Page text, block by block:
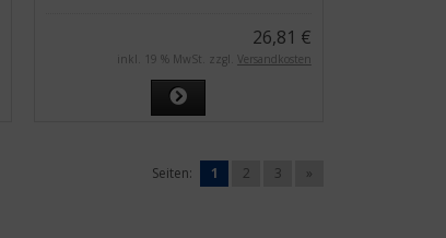
26,81 €
inkl. 19 % MwSt. zzgl. Versandkosten
Seiten: 1 2 3 »